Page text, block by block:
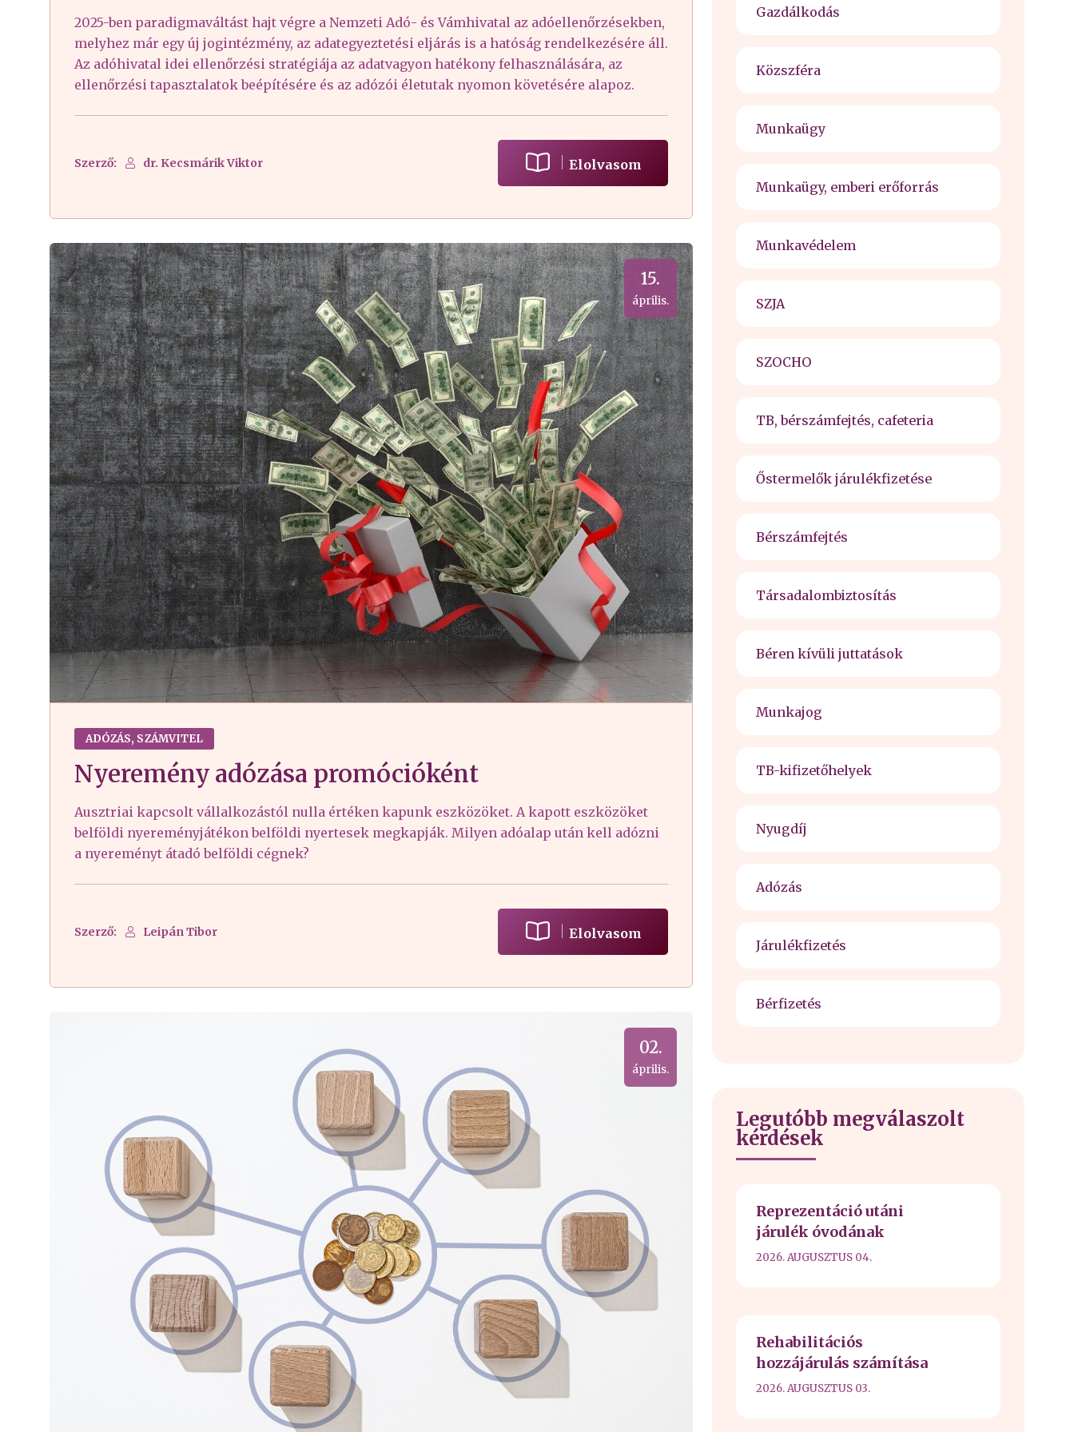
2025-ben paradigmaváltást hajt végre a Nemzeti Adó- és Vámhivatal az adóellenőrzésekben,
melyhez már egy új jogintézmény, az adategyeztetési eljárás is a hatóság rendelkezésére áll.
Az adóhivatal idei ellenőrzési stratégiája az adatvagyon hatékony felhasználására, az
ellenőrzési tapasztalatok beépítésére és az adózói életutak nyomon követésére alapoz.
Szerző: dr. Kecsmárik Viktor Elolvasom
15.
április.
ADÓZÁS, SZÁMVITEL
Nyeremény adózása promócióként
Ausztriai kapcsolt vállalkozástól nulla értéken kapunk eszközöket. A kapott eszközöket
belföldi nyereményjátékon belföldi nyertesek megkapják. Milyen adóalap után kell adózni
a nyereményt átadó belföldi cégnek?
Szerző: Leipán Tibor Elolvasom
02.
április.
Gazdálkodás
Közszféra
Munkaügy
Munkaügy, emberi erőforrás
Munkavédelem
SZJA
SZOCHO
TB, bérszámfejtés, cafeteria
Őstermelők járulékfizetése
Bérszámfejtés
Társadalombiztosítás
Béren kívüli juttatások
Munkajog
TB-kifizetőhelyek
Nyugdíj
Adózás
Járulékfizetés
Bérfizetés
Legutóbb megválaszolt
kérdések
Reprezentáció utáni
járulék óvodának
2026. AUGUSZTUS 04.
Rehabilitációs
hozzájárulás számítása
2026. AUGUSZTUS 03.